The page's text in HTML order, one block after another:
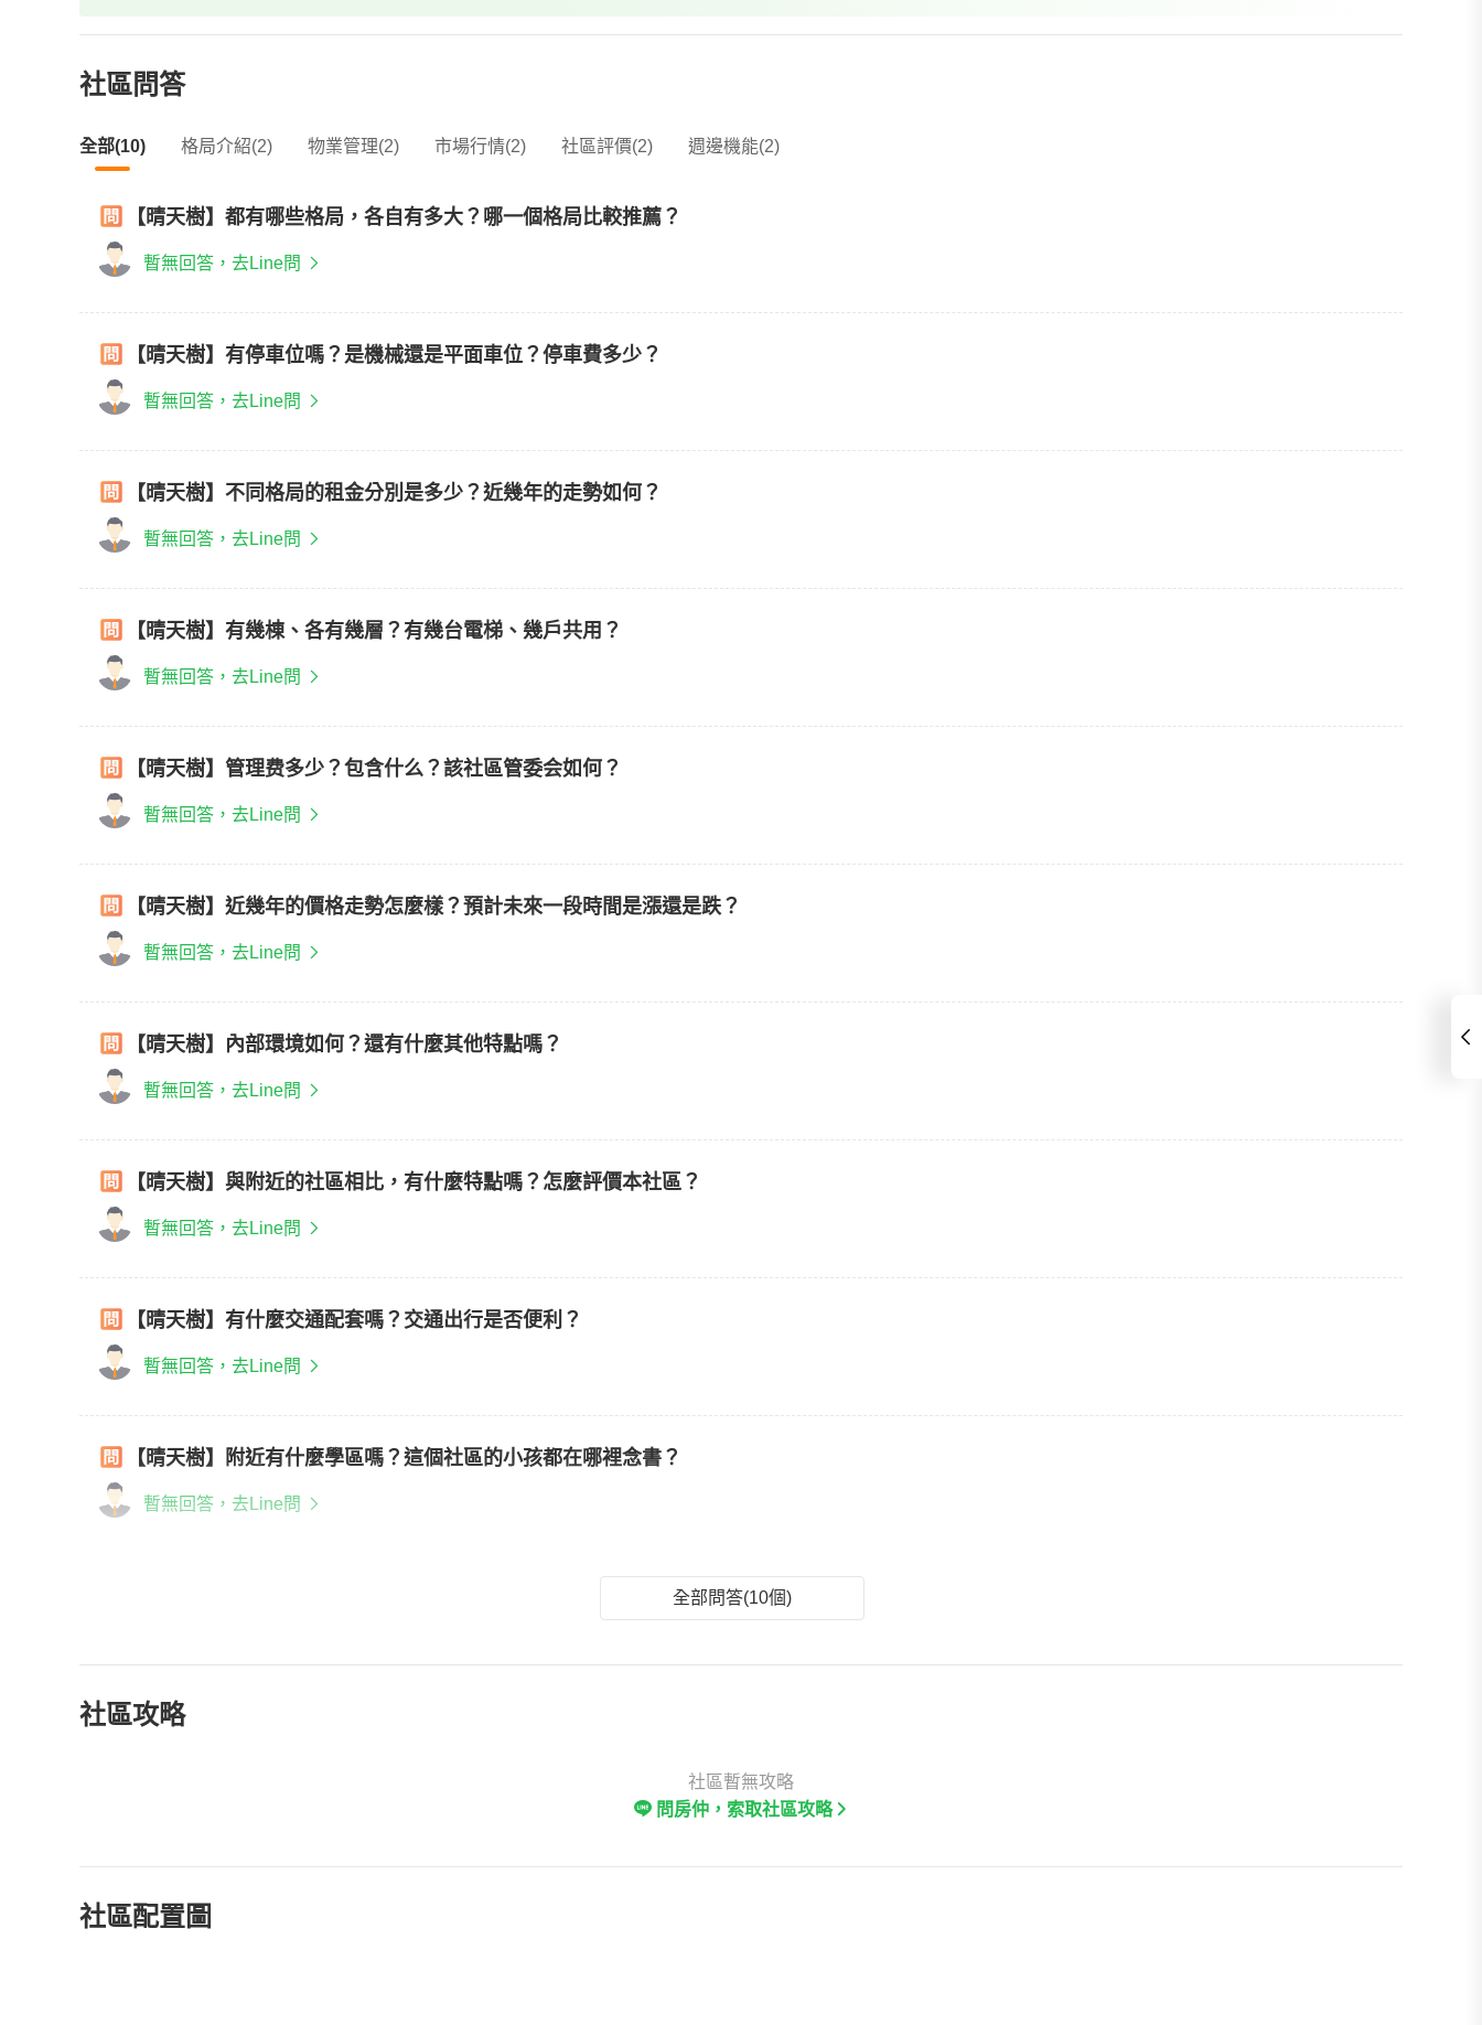
社區問答
全部(10) 格局介紹(2) 物業管理(2) 市場行情(2) 社區評價(2) 週邊機能(2)
【晴天樹】都有哪些格局，各自有多大？哪一個格局比較推薦？
暫無回答，去Line問
【晴天樹】有停車位嗎？是機械還是平面車位？停車費多少？
暫無回答，去Line問
【晴天樹】不同格局的租金分別是多少？近幾年的走勢如何？
暫無回答，去Line問
【晴天樹】有幾棟、各有幾層？有幾台電梯、幾戶共用？
暫無回答，去Line問
【晴天樹】管理费多少？包含什么？該社區管委会如何？
暫無回答，去Line問
【晴天樹】近幾年的價格走勢怎麼樣？預計未來一段時間是漲還是跌？
暫無回答，去Line問
【晴天樹】內部環境如何？還有什麼其他特點嗎？
暫無回答，去Line問
【晴天樹】與附近的社區相比，有什麼特點嗎？怎麼評價本社區？
暫無回答，去Line問
【晴天樹】有什麼交通配套嗎？交通出行是否便利？
暫無回答，去Line問
【晴天樹】附近有什麼學區嗎？這個社區的小孩都在哪裡念書？
暫無回答，去Line問
全部問答(10個)
社區攻略
社區暫無攻略
問房仲，索取社區攻略
社區配置圖